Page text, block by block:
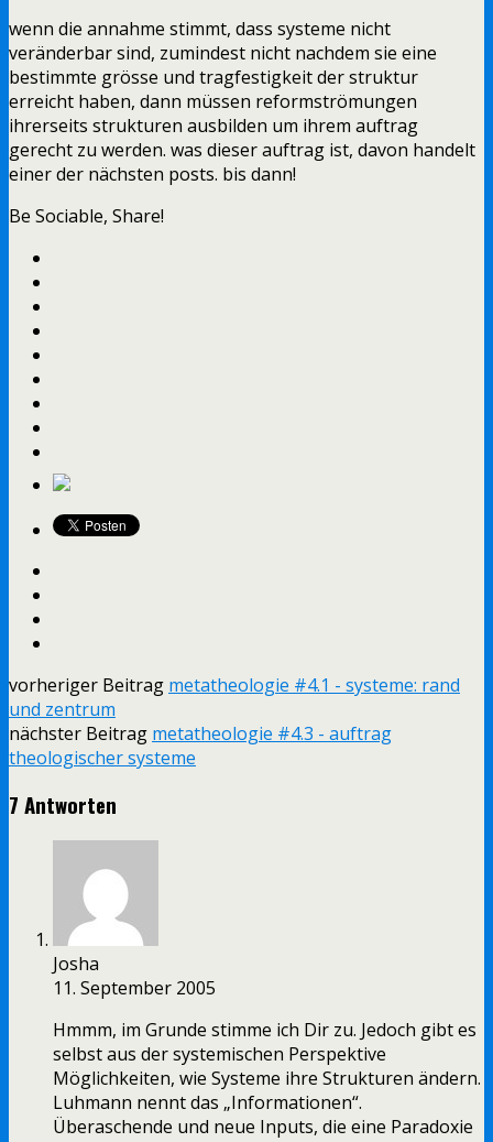
wenn die annahme stimmt, dass systeme nicht
veränderbar sind, zumindest nicht nachdem sie eine
bestimmte grösse und tragfestigkeit der struktur
erreicht haben, dann müssen reformströmungen
ihrerseits strukturen ausbilden um ihrem auftrag
gerecht zu werden. was dieser auftrag ist, davon handelt
einer der nächsten posts. bis dann!
Be Sociable, Share!
vorheriger Beitrag metatheologie #4.1 - systeme: rand
und zentrum
nächster Beitrag metatheologie #4.3 - auftrag
theologischer systeme
7 Antworten
Josha
11. September 2005
Hmmm, im Grunde stimme ich Dir zu. Jedoch gibt es
selbst aus der systemischen Perspektive
Möglichkeiten, wie Systeme ihre Strukturen ändern.
Luhmann nennt das „Informationen“.
Überaschende und neue Inputs, die eine Paradoxie